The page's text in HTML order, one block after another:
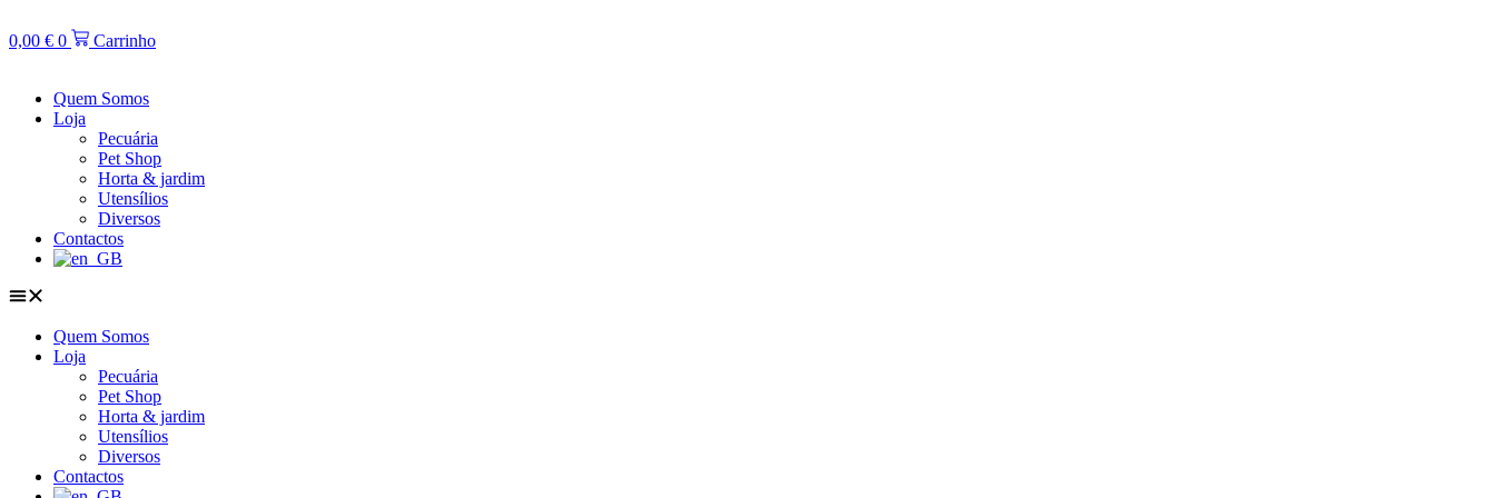
para
0,00 € 0 Carrinho
Quem Somos
Loja
Pecuária
Pet Shop
Horta & jardim
Utensílios
Diversos
Contactos
Quem Somos
Loja
Pecuária
Pet Shop
Horta & jardim
Utensílios
Diversos
Contactos